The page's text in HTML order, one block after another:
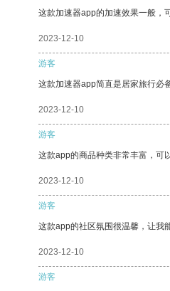
这款加速器app的加速效果一般，
2023-12-10
游客
这款加速器app简直是居家旅行必
2023-12-10
游客
这款app的商品种类非常丰富，可
2023-12-10
游客
这款app的社区氛围很温馨，让我
2023-12-10
游客